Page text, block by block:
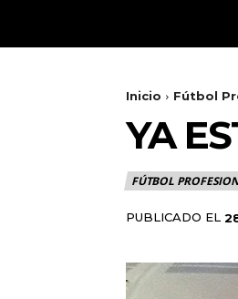
Inicio Fútbol
YA
FÚTBOL
PUBLICADO EL